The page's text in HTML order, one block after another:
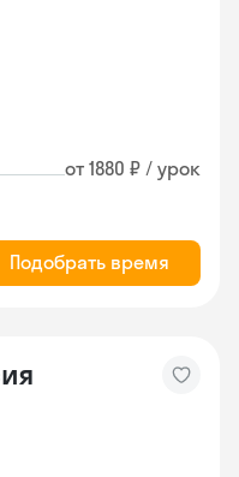
от 1880 ₽ / урок
Подобрать время